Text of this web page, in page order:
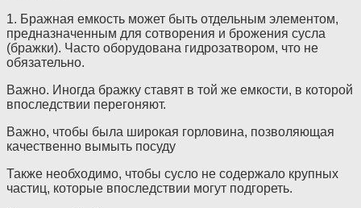
1. Бражная емкость может быть отдельным элементом,
предназначенным для сотворения и брожения сусла
(бражки). Часто оборудована гидрозатвором, что не
обязательно.
Важно. Иногда бражку ставят в той же емкости, в которой
впоследствии перегоняют.
Важно, чтобы была широкая горловина, позволяющая
качественно вымыть посуду
Также необходимо, чтобы сусло не содержало крупных
частиц, которые впоследствии могут подгореть.